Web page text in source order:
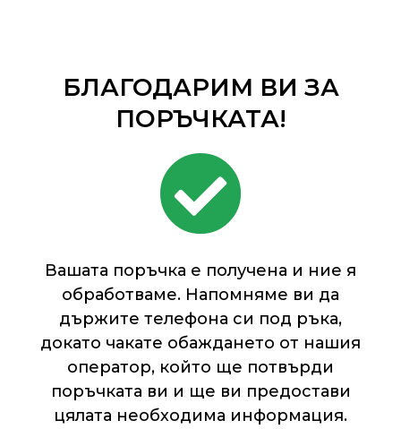
БЛАГОДАРИМ ВИ ЗА
ПОРЪЧКАТА!
Вашата поръчка е получена и ние я
обработваме. Напомняме ви да
държите телефона си под ръка,
докато чакате обаждането от нашия
оператор, който ще потвърди
поръчката ви и ще ви предостави
цялата необходима информация.